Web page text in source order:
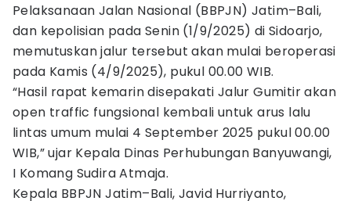
Pelaksanaan Jalan Nasional (BBPJN) Jatim–Bali,
dan kepolisian pada Senin (1/9/2025) di Sidoarjo,
memutuskan jalur tersebut akan mulai beroperasi
pada Kamis (4/9/2025), pukul 00.00 WIB.
“Hasil rapat kemarin disepakati Jalur Gumitir akan
open traffic fungsional kembali untuk arus lalu
lintas umum mulai 4 September 2025 pukul 00.00
WIB,” ujar Kepala Dinas Perhubungan Banyuwangi,
I Komang Sudira Atmaja.
Kepala BBPJN Jatim–Bali, Javid Hurriyanto,